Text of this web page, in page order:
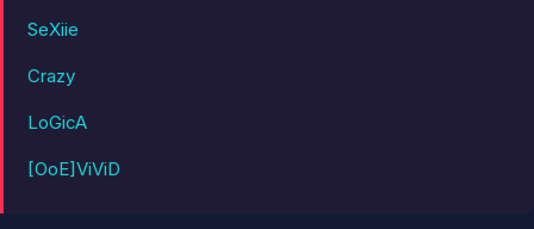
SeXiie
Crazy
LoGicA
[OoE]ViViD